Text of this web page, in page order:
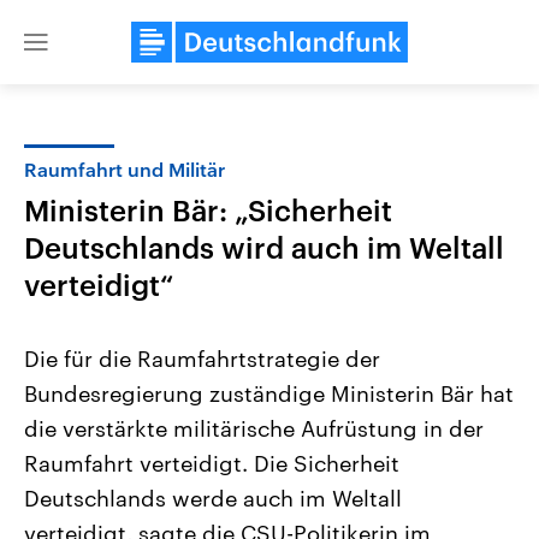
Close
Landtagswahl Sachsen-Anhalt
2026
Alle Informationen
Sachsen-Anhalt wählt am 6.
September 2026 einen neuen
Bundesland von einer Koalition aus
USA
Aktuelle Beiträge,
Hintergründe
Wirtschaftlich und
gehören die Vereinigten
mit großem Einfluss auf
Raumfahrt und Militär
Ministerin Bär: „Sicherheit
Deutschlands wird auch im Weltall
verteidigt“
Die für die Raumfahrtstrategie der
Bundesregierung zuständige Ministerin Bär hat
die verstärkte militärische Aufrüstung in der
Raumfahrt verteidigt. Die Sicherheit
Deutschlands werde auch im Weltall
verteidigt, sagte die CSU-Politikerin im